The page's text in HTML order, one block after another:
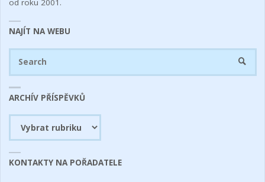
od roku 2001.
NAJÍT NA WEBU
ARCHÍV PŘÍSPĚVKŮ
příspěvků
KONTAKTY NA POŘADATELE